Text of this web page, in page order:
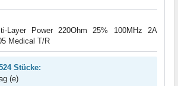
Layer Power 220Ohm 25% 100MHz 2A
Medical T/R
Stücke:
(e)